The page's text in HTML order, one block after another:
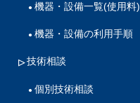
機器・設備一覧(使用料)
機器・設備の利用手順
技術相談
個別技術相談